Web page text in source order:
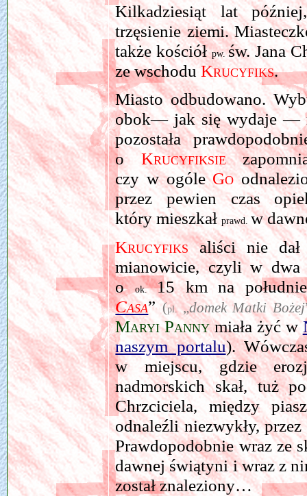
Kilkadziesiąt lat
trzęsienie ziemi.
także kościółpw.św. Jana
ze wschoduKrucyfiks.
Miasto odbudowano.
obok— jak się wydaje —
pozostała
o Krucyfiksie
czy w ogóleGo
przez pewien czas
który mieszkałprawd.w
Krucyfiksaliści nie dał
mianowicie, czyli w
ook.15 km na
Casa”(pl.„domek Matki Bożej
Maryi Pannymiała żyć w
naszym portalu).
w miejscu, gdzie
nadmorskich skał, tuż
Chrzciciela, między
odnaleźli niezwykły,
Prawdopodobnie wraz ze
dawnej świątyni i wraz z
został znaleziony…